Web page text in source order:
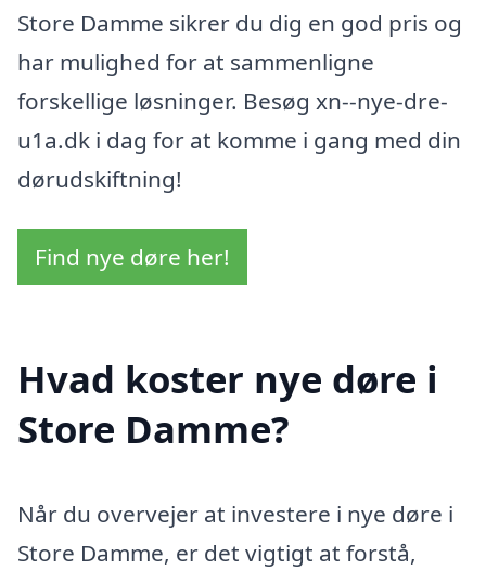
Store Damme sikrer du dig en god pris og
har mulighed for at sammenligne
forskellige løsninger. Besøg xn--nye-dre-
u1a.dk i dag for at komme i gang med din
dørudskiftning!
Find nye døre her!
Hvad koster nye døre i
Store Damme?
Når du overvejer at investere i nye døre i
Store Damme, er det vigtigt at forstå,